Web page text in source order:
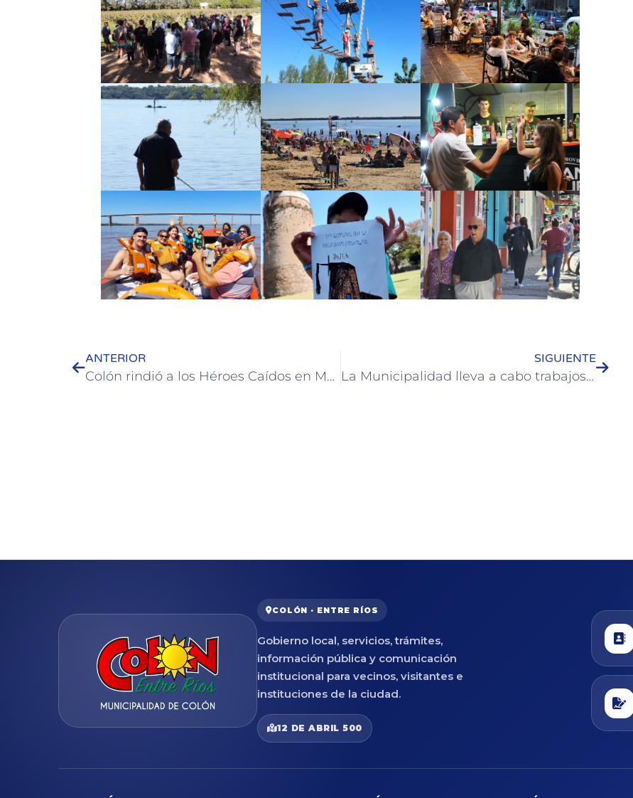
ANTERIOR
Colón rindió a los Héroes Caídos en Malvinas y a Veteranos de la Guerra
SIGUIENTE
La Municipalidad lleva a cabo trabajos en el Hospital
COLÓN · ENTRE RÍOS
Gobierno local, servicios, trámites,
información pública y comunicación
institucional para vecinos, visitantes e
instituciones de la ciudad.
12 DE ABRIL 500